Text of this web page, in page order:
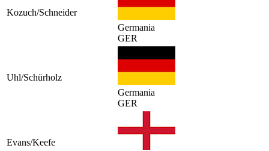
Kozuch/Schneider
Germania
GER
Uhl/Schürholz
Germania
GER
Evans/Keefe